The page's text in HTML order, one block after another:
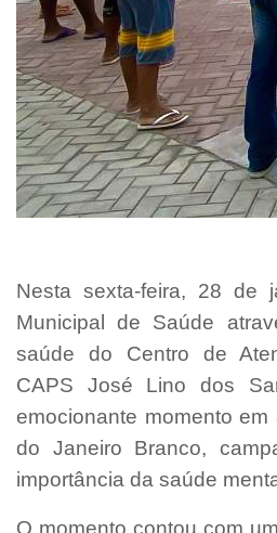
Nesta sexta-feira, 28 de
Municipal de Saúde
saúde do Centro de
CAPS José Lino dos
emocionante momento
do Janeiro Branco,
importância da saúde